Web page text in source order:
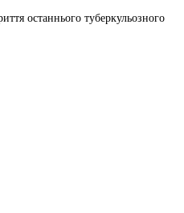
останнього туберкульозного